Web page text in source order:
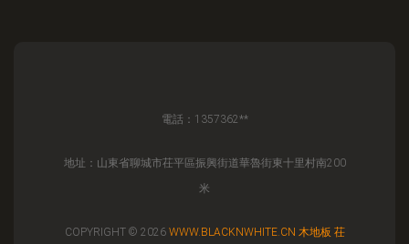
電話：1357362**
地址：山東省聊城市茌平區振興街道華魯街東十里村南200
米
COPYRIGHT © 2026 WWW.BLACKNWHITE.CN 木地板 茌